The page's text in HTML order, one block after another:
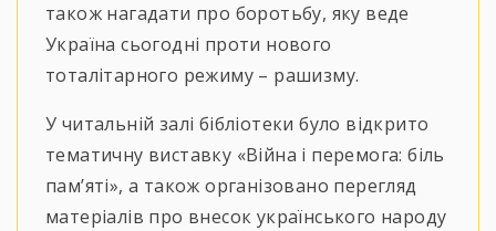
також нагадати про боротьбу, яку веде
Україна сьогодні проти нового
тоталітарного режиму – рашизму.
У читальній залі бібліотеки було відкрито
тематичну виставку «Війна і перемога: біль
памʼяті», а також організовано перегляд
матеріалів про внесок українського народу